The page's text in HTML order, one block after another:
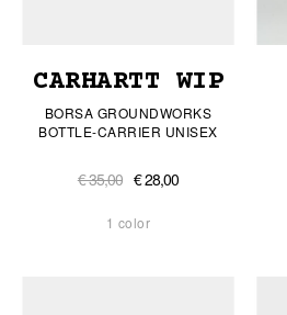
CARHARTT WIP
BORSA GROUNDWORKS
BOTTLE-CARRIER UNISEX
€ 35,00 € 28,00
1 color